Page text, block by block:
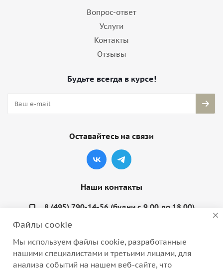
Вопрос-ответ
Услуги
Контакты
Отзывы
Будьте всегда в курсе!
Оставайтесь на связи
Наши контакты
8 (495) 790-14-56 (будни с 9.00 до 18.00)
Варшавское шоссе, д. 132, стр. 9
Файлы cookie
Мы используем файлы cookie, разработанные
нашими специалистами и третьими лицами, для
анализа событий на нашем веб-сайте, что